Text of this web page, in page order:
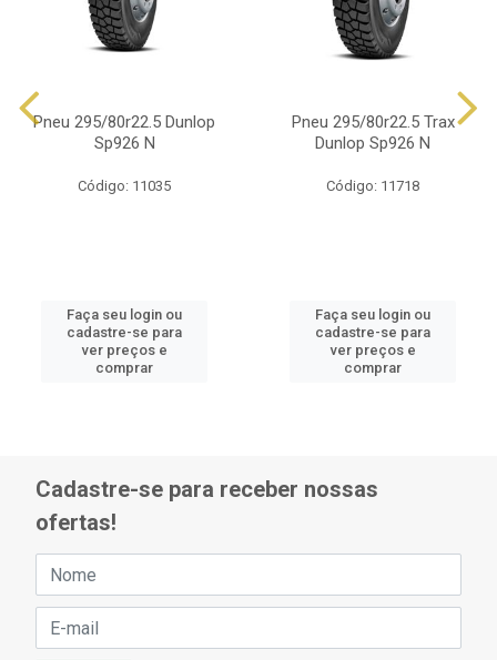
Pneu 295/80r22.5 Dunlop
Sp926 N
Código: 11035
Faça seu login ou
cadastre-se para
ver preços e
comprar
Pneu 295/80r22.5 Trax
Dunlop Sp926 N
Código: 11718
Faça seu login ou
cadastre-se para
ver preços e
comprar
Cadastre-se para receber nossas
ofertas!